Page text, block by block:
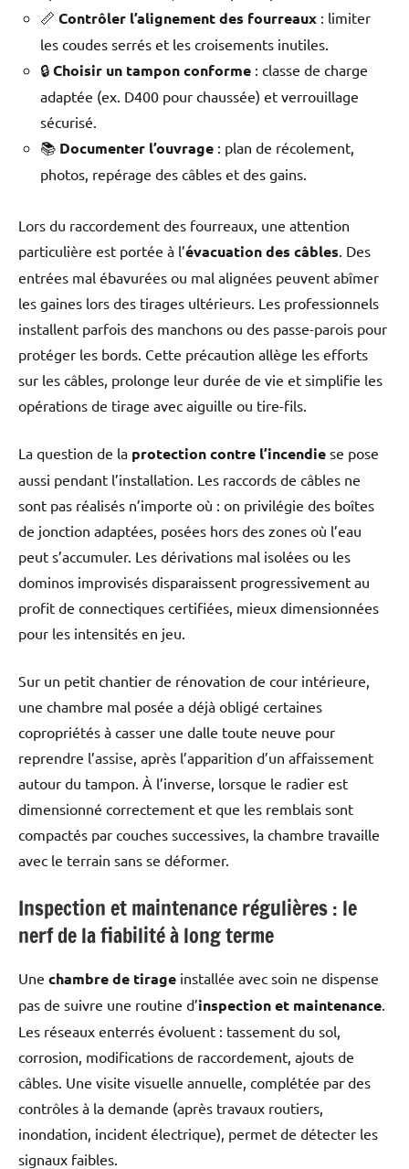
📏 Contrôler l’alignement des fourreaux : limiter
les coudes serrés et les croisements inutiles.
🔒 Choisir un tampon conforme : classe de charge
adaptée (ex. D400 pour chaussée) et verrouillage
sécurisé.
📚 Documenter l’ouvrage : plan de récolement,
photos, repérage des câbles et des gains.
Lors du raccordement des fourreaux, une attention
particulière est portée à l’évacuation des câbles. Des
entrées mal ébavurées ou mal alignées peuvent abîmer
les gaines lors des tirages ultérieurs. Les professionnels
installent parfois des manchons ou des passe-parois pour
protéger les bords. Cette précaution allège les efforts
sur les câbles, prolonge leur durée de vie et simplifie les
opérations de tirage avec aiguille ou tire-fils.
La question de la protection contre l’incendie se pose
aussi pendant l’installation. Les raccords de câbles ne
sont pas réalisés n’importe où : on privilégie des boîtes
de jonction adaptées, posées hors des zones où l’eau
peut s’accumuler. Les dérivations mal isolées ou les
dominos improvisés disparaissent progressivement au
profit de connectiques certifiées, mieux dimensionnées
pour les intensités en jeu.
Sur un petit chantier de rénovation de cour intérieure,
une chambre mal posée a déjà obligé certaines
copropriétés à casser une dalle toute neuve pour
reprendre l’assise, après l’apparition d’un affaissement
autour du tampon. À l’inverse, lorsque le radier est
dimensionné correctement et que les remblais sont
compactés par couches successives, la chambre travaille
avec le terrain sans se déformer.
Inspection et maintenance régulières : le
nerf de la fiabilité à long terme
Une chambre de tirage installée avec soin ne dispense
pas de suivre une routine d’inspection et maintenance
Les réseaux enterrés évoluent : tassement du sol,
corrosion, modifications de raccordement, ajouts de
câbles. Une visite visuelle annuelle, complétée par des
contrôles à la demande (après travaux routiers,
inondation, incident électrique), permet de détecter les
signaux faibles.